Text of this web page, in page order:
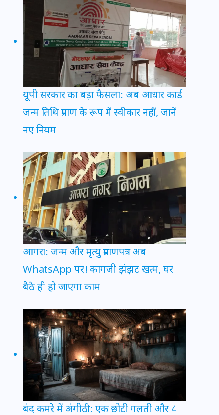
यूपी सरकार का बड़ा फैसला: अब आधार कार्ड
जन्म तिथि प्रमाण के रूप में स्वीकार नहीं, जानें
नए नियम
आगरा: जन्म और मृत्यु प्रमाणपत्र अब
WhatsApp पर! कागजी झंझट खत्म, घर
बैठे ही हो जाएगा काम
बंद कमरे में अंगीठी: एक छोटी गलती और 4